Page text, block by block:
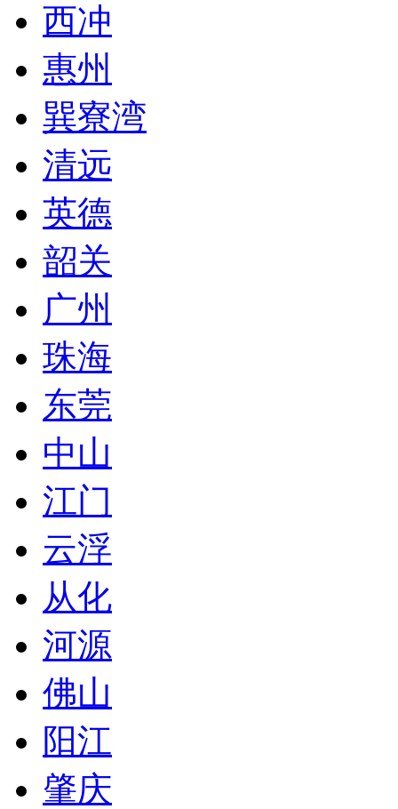
西冲
惠州
巽寮湾
清远
英德
韶关
广州
珠海
东莞
中山
江门
云浮
从化
河源
佛山
阳江
肇庆